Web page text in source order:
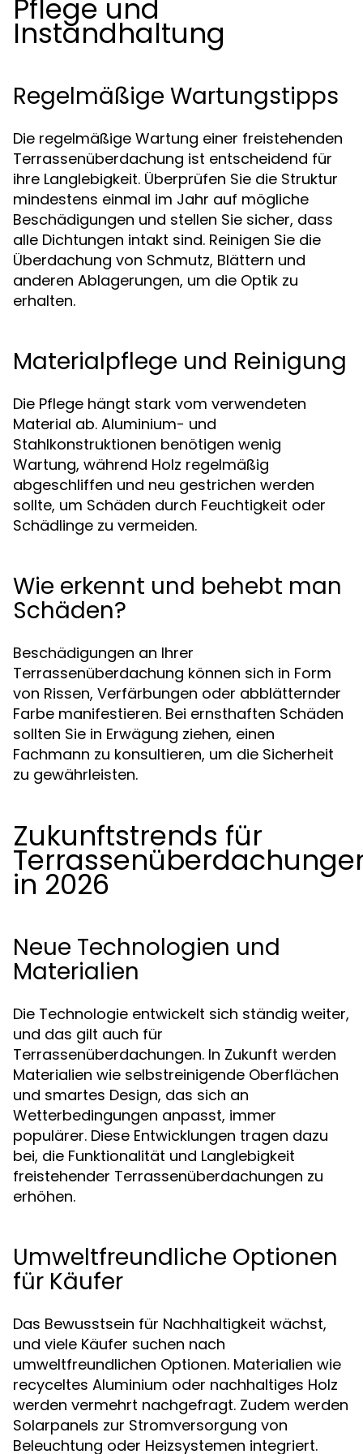
Pflege und
Instandhaltung
Regelmäßige Wartungstipps
Die regelmäßige Wartung einer freistehenden
Terrassenüberdachung ist entscheidend für
ihre Langlebigkeit. Überprüfen Sie die Struktur
mindestens einmal im Jahr auf mögliche
Beschädigungen und stellen Sie sicher, dass
alle Dichtungen intakt sind. Reinigen Sie die
Überdachung von Schmutz, Blättern und
anderen Ablagerungen, um die Optik zu
erhalten.
Materialpflege und Reinigung
Die Pflege hängt stark vom verwendeten
Material ab. Aluminium- und
Stahlkonstruktionen benötigen wenig
Wartung, während Holz regelmäßig
abgeschliffen und neu gestrichen werden
sollte, um Schäden durch Feuchtigkeit oder
Schädlinge zu vermeiden.
Wie erkennt und behebt man
Schäden?
Beschädigungen an Ihrer
Terrassenüberdachung können sich in Form
von Rissen, Verfärbungen oder abblätternder
Farbe manifestieren. Bei ernsthaften Schäden
sollten Sie in Erwägung ziehen, einen
Fachmann zu konsultieren, um die Sicherheit
zu gewährleisten.
Zukunftstrends für
in 2026
Neue Technologien und
Materialien
Die Technologie entwickelt sich ständig weiter,
und das gilt auch für
Terrassenüberdachungen. In Zukunft werden
Materialien wie selbstreinigende Oberflächen
und smartes Design, das sich an
Wetterbedingungen anpasst, immer
populärer. Diese Entwicklungen tragen dazu
bei, die Funktionalität und Langlebigkeit
freistehender Terrassenüberdachungen zu
erhöhen.
Umweltfreundliche Optionen
für Käufer
Das Bewusstsein für Nachhaltigkeit wächst,
und viele Käufer suchen nach
umweltfreundlichen Optionen. Materialien wie
recyceltes Aluminium oder nachhaltiges Holz
werden vermehrt nachgefragt. Zudem werden
Solarpanels zur Stromversorgung von
Beleuchtung oder Heizsystemen integriert.